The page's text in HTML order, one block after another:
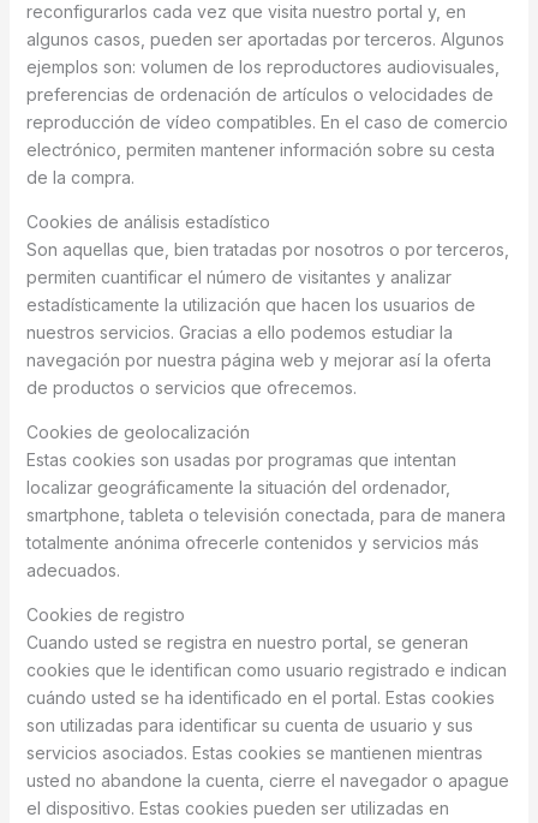
reconfigurarlos cada vez que visita nuestro portal y, en
algunos casos, pueden ser aportadas por terceros. Algunos
ejemplos son: volumen de los reproductores audiovisuales,
preferencias de ordenación de artículos o velocidades de
reproducción de vídeo compatibles. En el caso de comercio
electrónico, permiten mantener información sobre su cesta
de la compra.
Cookies de análisis estadístico
Son aquellas que, bien tratadas por nosotros o por terceros,
permiten cuantificar el número de visitantes y analizar
estadísticamente la utilización que hacen los usuarios de
nuestros servicios. Gracias a ello podemos estudiar la
navegación por nuestra página web y mejorar así la oferta
de productos o servicios que ofrecemos.
Cookies de geolocalización
Estas cookies son usadas por programas que intentan
localizar geográficamente la situación del ordenador,
smartphone, tableta o televisión conectada, para de manera
totalmente anónima ofrecerle contenidos y servicios más
adecuados.
Cookies de registro
Cuando usted se registra en nuestro portal, se generan
cookies que le identifican como usuario registrado e indican
cuándo usted se ha identificado en el portal. Estas cookies
son utilizadas para identificar su cuenta de usuario y sus
servicios asociados. Estas cookies se mantienen mientras
usted no abandone la cuenta, cierre el navegador o apague
el dispositivo. Estas cookies pueden ser utilizadas en